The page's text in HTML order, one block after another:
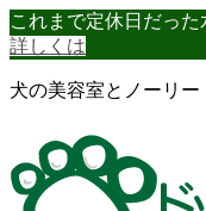
コ
ン
ン
ス
キ
ナ
ビ
ー
ン
に
これまで定休日だった
詳しくは
犬の美容室とノーリ